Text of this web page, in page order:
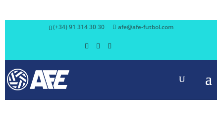
(+34) 91 314 30 30 afe@afe-futbol.com